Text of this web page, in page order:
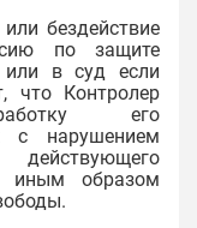
бездействие
по защите
или в суд если
что Контролер
его
с нарушением
иным образом